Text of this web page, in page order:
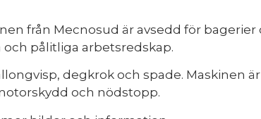
från Mecnosud är avsedd för bagerier
och pålitliga arbetsredskap.
degkrok och spade. Maskinen
och nödstopp.